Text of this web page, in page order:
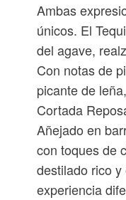
Ambas
únicos. El
del agave,
Con notas de
picante de
Cortada
Añejado en
con toques de
destilado rico
experiencia